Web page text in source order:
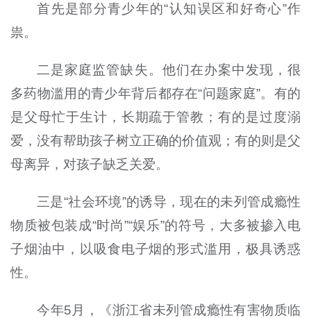
首先是部分青少年的“认知误区和好奇心”作
祟。
二是家庭监管缺失。他们在办案中发现，很
多药物滥用的青少年背后都存在“问题家庭”。有的
是父母忙于生计，长期疏于管教；有的是过度溺
爱，没有帮助孩子树立正确的价值观；有的则是父
母离异，对孩子缺乏关爱。
三是“社会环境”的诱导，现在的未列管成瘾性
物质被包装成“时尚”“娱乐”的符号，大多被掺入电
子烟油中，以吸食电子烟的形式滥用，极具诱惑
性。
今年5月，《浙江省未列管成瘾性有害物质临